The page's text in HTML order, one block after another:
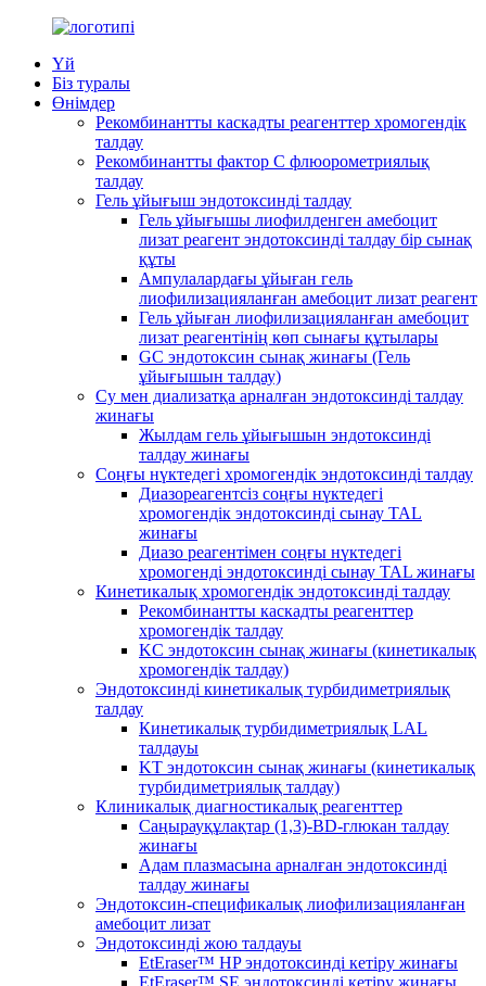
Үй
Біз туралы
Өнімдер
Рекомбинантты каскадты реагенттер хромогендік
талдау
Рекомбинантты фактор C флюорометриялық
талдау
Гель ұйығыш эндотоксинді талдау
Гель ұйығышы лиофилденген амебоцит
лизат реагент эндотоксинді талдау бір сынақ
құты
Ампулалардағы ұйыған гель
лиофилизацияланған амебоцит лизат реагент
Гель ұйыған лиофилизацияланған амебоцит
лизат реагентінің көп сынағы құтылары
GC эндотоксин сынақ жинағы (Гель
ұйығышын талдау)
Су мен диализатқа арналған эндотоксинді талдау
жинағы
Жылдам гель ұйығышын эндотоксинді
талдау жинағы
Соңғы нүктедегі хромогендік эндотоксинді талдау
Диазореагентсіз соңғы нүктедегі
хромогендік эндотоксинді сынау TAL
жинағы
Диазо реагентімен соңғы нүктедегі
хромогенді эндотоксинді сынау TAL жинағы
Кинетикалық хромогендік эндотоксинді талдау
Рекомбинантты каскадты реагенттер
хромогендік талдау
KC эндотоксин сынақ жинағы (кинетикалық
хромогендік талдау)
Эндотоксинді кинетикалық турбидиметриялық
талдау
Кинетикалық турбидиметриялық LAL
талдауы
KT эндотоксин сынақ жинағы (кинетикалық
турбидиметриялық талдау)
Клиникалық диагностикалық реагенттер
Саңырауқұлақтар (1,3)-BD-глюкан талдау
жинағы
Адам плазмасына арналған эндотоксинді
талдау жинағы
Эндотоксин-спецификалық лиофилизацияланған
амебоцит лизат
Эндотоксинді жою талдауы
EtEraser™ HP эндотоксинді кетіру жинағы
EtEraser™ SE эндотоксинді кетіру жинағы